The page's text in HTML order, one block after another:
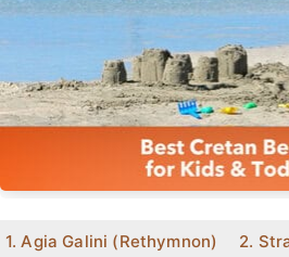
1. Agia Galini (Rethymnon) 2.